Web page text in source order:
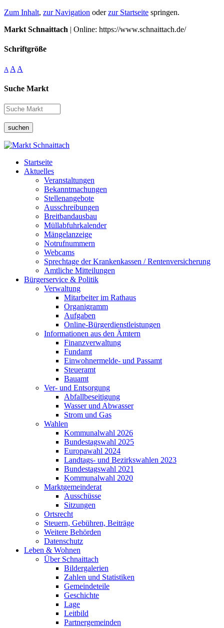
Zum Inhalt, zur Navigation oderzur Startseite springen.
Markt Schnaittach | Online: https://www.schnaittach.de/
Schriftgröße
A A A
Suche Markt
suchen
Startseite
Aktuelles
Veranstaltungen
Bekanntmachungen
Stellenangebote
Ausschreibungen
Breitbandausbau
Müllabfuhrkalender
Mängelanzeige
Notrufnummern
Webcams
Sprechtage der Krankenkassen / Rentenversicherung
Amtliche Mitteilungen
Bürgerservice & Politik
Verwaltung
Mitarbeiter im Rathaus
Organigramm
Aufgaben
Online-Bürgerdienstleistungen
Informationen aus den Ämtern
Finanzverwaltung
Fundamt
Einwohnermelde- und Passamt
Steueramt
Bauamt
Ver- und Entsorgung
Abfallbeseitigung
Wasser und Abwasser
Strom und Gas
Wahlen
Kommunalwahl 2026
Bundestagswahl 2025
Europawahl 2024
Landtags- und Bezirkswahlen 2023
Bundestagswahl 2021
Kommunalwahl 2020
Marktgemeinderat
Ausschüsse
Sitzungen
Ortsrecht
Steuern, Gebühren, Beiträge
Weitere Behörden
Datenschutz
Leben & Wohnen
Über Schnaittach
Bildergalerien
Zahlen und Statistiken
Gemeindeteile
Geschichte
Lage
Leitbild
Partnergemeinden